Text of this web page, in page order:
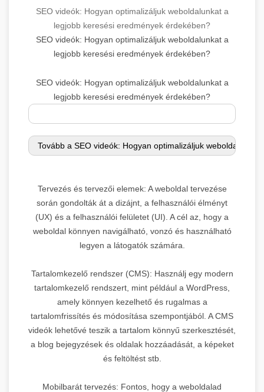
SEO videók: Hogyan optimalizáljuk weboldalunkat a
legjobb keresési eredmények érdekében?
SEO videók: Hogyan optimalizáljuk weboldalunkat a
legjobb keresési eredmények érdekében?
SEO videók: Hogyan optimalizáljuk weboldalunkat a
legjobb keresési eredmények érdekében?
Tervezés és tervezői elemek: A weboldal tervezése
során gondolták át a dizájnt, a felhasználói élményt
(UX) és a felhasználói felületet (UI). A cél az, hogy a
weboldal könnyen navigálható, vonzó és használható
legyen a látogatók számára.
Tartalomkezelő rendszer (CMS): Használj egy modern
tartalomkezelő rendszert, mint például a WordPress,
amely könnyen kezelhető és rugalmas a
tartalomfrissítés és módosítása szempontjából. A CMS
videók lehetővé teszik a tartalom könnyű szerkesztését,
a blog bejegyzések és oldalak hozzáadását, a képeket
és feltöltést stb.
Mobilbarát tervezés: Fontos, hogy a weboldalad